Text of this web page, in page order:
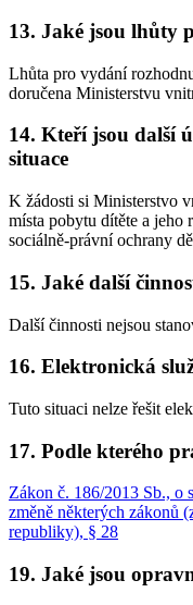
13. Jaké jsou lhůty
Lhůta pro vydání
doručena Ministerstvu
14. Kteří jsou další
situace
K žádosti si Ministerstvo
místa pobytu dítěte a jeho
sociálně-právní ochrany
15. Jaké další
Další činnosti nejsou
16. Elektronická
Tuto situaci nelze řešit
17. Podle kterého
Zákon č. 186/2013 Sb., o
změně některých zákonů
republiky), § 28
19. Jaké jsou